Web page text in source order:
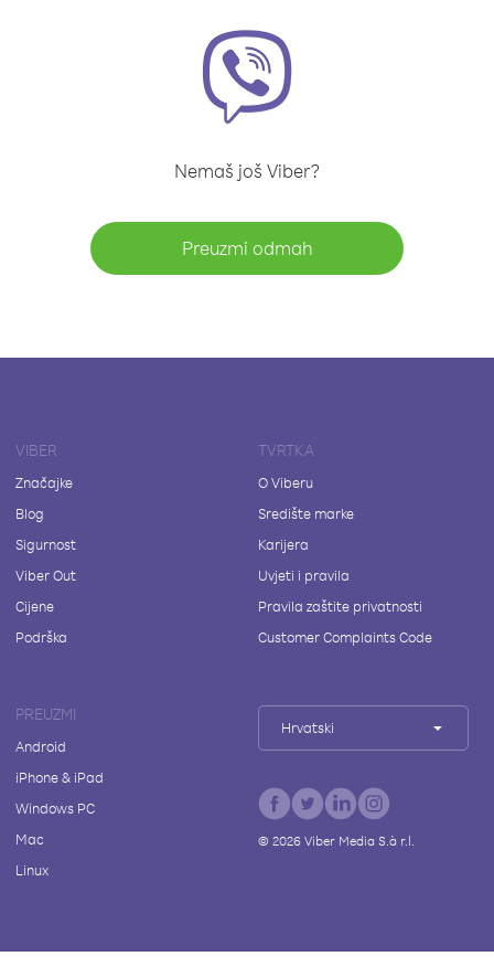
Nemaš još Viber?
Preuzmi odmah
VIBER
Značajke
Blog
Sigurnost
Viber Out
Cijene
Podrška
TVRTKA
O Viberu
Središte marke
Karijera
Uvjeti i pravila
Pravila zaštite privatnosti
Customer Complaints Code
PREUZMI
Android
iPhone & iPad
Windows PC
Mac
Linux
Hrvatski
© 2026Viber Media S.à r.l.